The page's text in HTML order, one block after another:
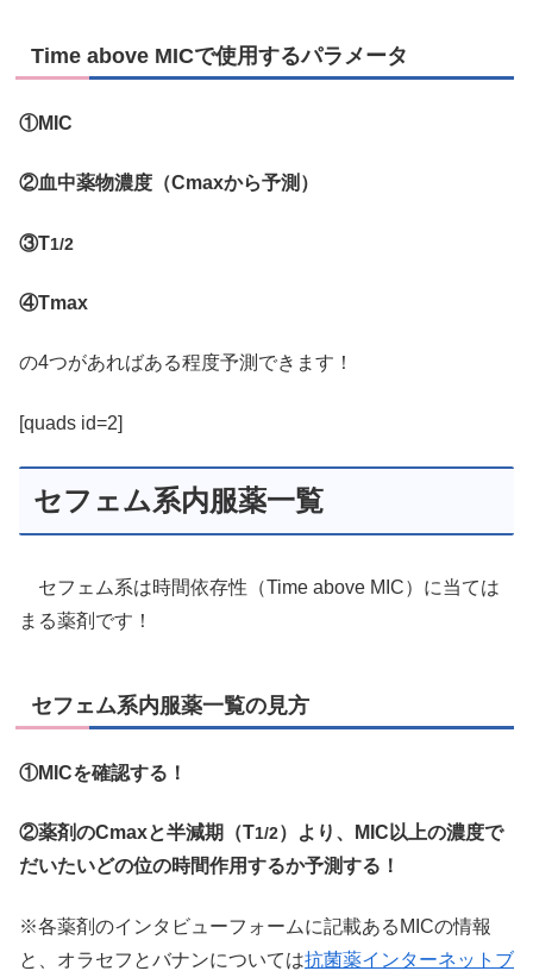
Time above MICで使用するパラメータ
①MIC
②血中薬物濃度（Cmaxから予測）
③T1/2
④Tmax
の4つがあればある程度予測できます！
[quads id=2]
セフェム系内服薬一覧
セフェム系は時間依存性（Time above MIC）に当ては
まる薬剤です！
セフェム系内服薬一覧の見方
①MICを確認する！
②薬剤のCmaxと半減期（T1/2）より、MIC以上の濃度で
だいたいどの位の時間作用するか予測する！
※各薬剤のインタビューフォームに記載あるMICの情報
と、オラセフとバナンについては抗菌薬インターネットブ